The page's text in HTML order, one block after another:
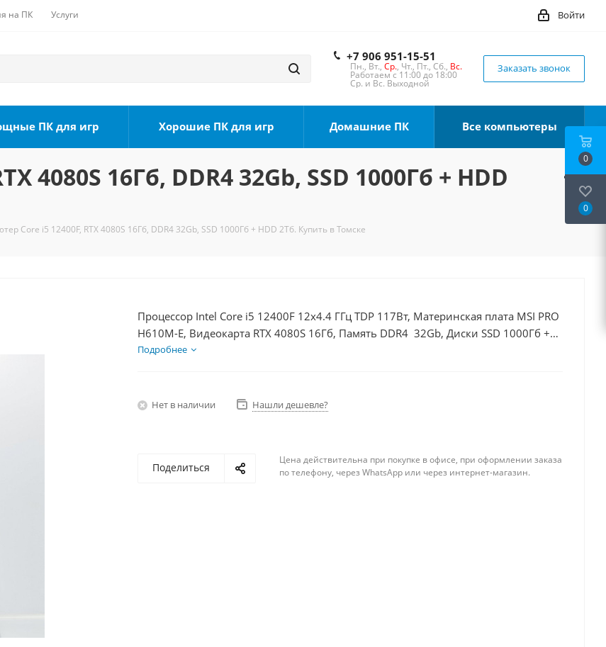
на ПК Услуги Войти
+7 906 951-15-51
Пн., Вт., Ср., Чт., Пт., Сб., Вс.
Работаем с 11:00 до 18:00
Ср. и Вс. Выходной
Заказать звонок
ПК для игр Хорошие ПК для игр Домашние ПК Все компьютеры
4080S 16Гб, DDR4 32Gb, SSD 1000Гб + HDD
Core i5 12400F, RTX 4080S 16Гб, DDR4 32Gb, SSD 1000Гб + HDD 2Тб. Купить в Томске
Процессор Intel Core i5 12400F 12x4.4 ГГц TDP 117Вт, Материнская плата MSI PRO
H610M-E, Видеокарта RTX 4080S 16Гб, Память DDR4 32Gb, Диски SSD 1000Гб +
HDD 2Тб, БП 850Вт
Подробнее
Нет в наличии Нашли дешевле?
Поделиться
Цена действительна при покупке в офисе, при оформлении заказа
по телефону, через WhatsApp или через интернет-магазин.
0
0